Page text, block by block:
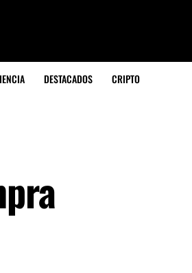
DESTACADOS CRIPTO